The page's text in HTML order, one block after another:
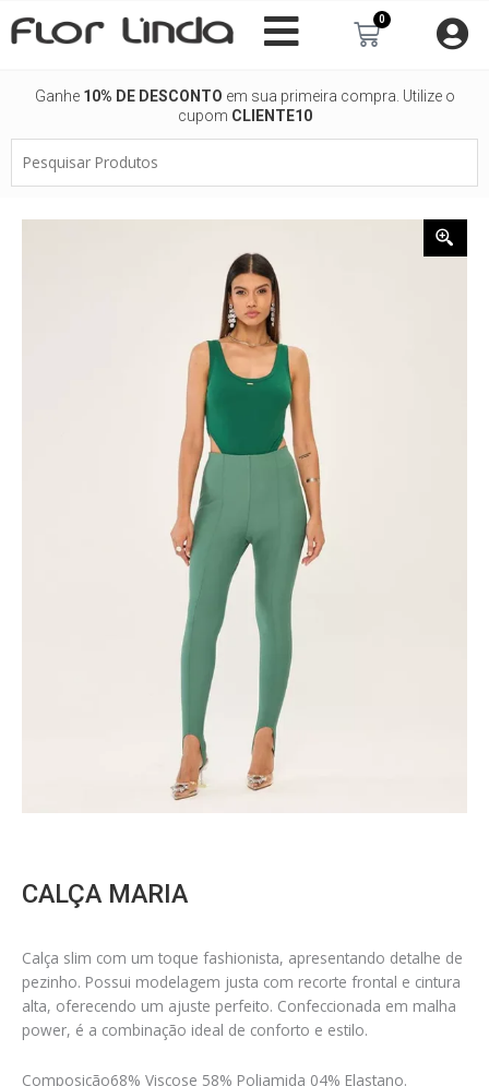
para
0
Carrinho
Ganhe 10% DE DESCONTO em sua primeira compra. Utilize o
cupom CLIENTE10
Produtos
CALÇA MARIA
Calça slim com um toque fashionista, apresentando detalhe de
pezinho. Possui modelagem justa com recorte frontal e cintura
alta, oferecendo um ajuste perfeito. Confeccionada em malha
power, é a combinação ideal de conforto e estilo.
Composição68% Viscose 58% Poliamida 04% Elastano.